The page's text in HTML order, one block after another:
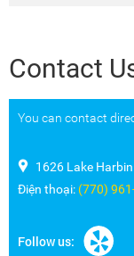
Contact
You can contact
1626 Lake
Điện thoại: (770)
Follow us: